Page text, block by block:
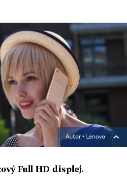
Autor ▪ Lenovo
Full HD displej.